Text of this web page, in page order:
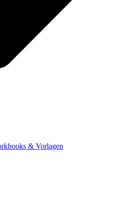
& Vorlagen